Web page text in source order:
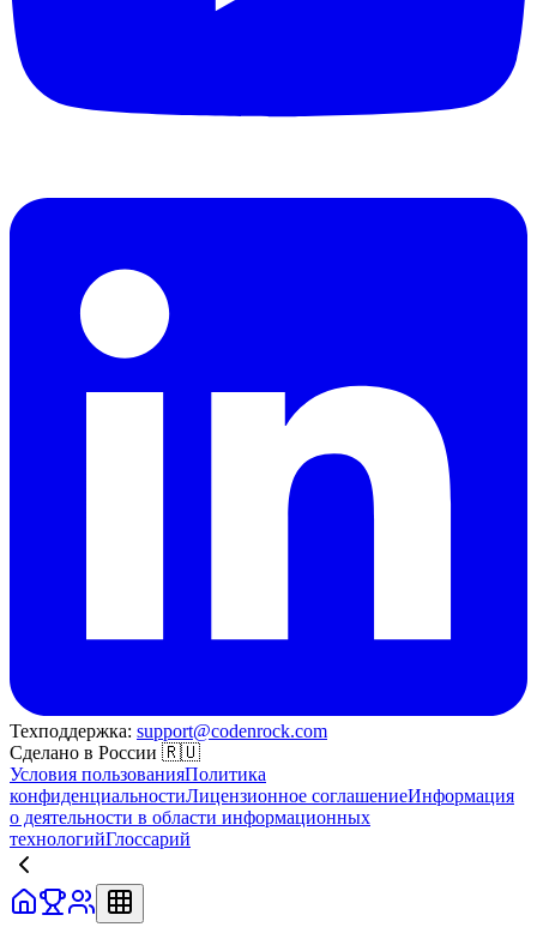
Техподдержка: support@codenrock.com
Сделано в России 🇷🇺
Условия пользованияПолитика
конфиденциальностиЛицензионное соглашениеИнформация
о деятельности в области информационных
технологийГлоссарий